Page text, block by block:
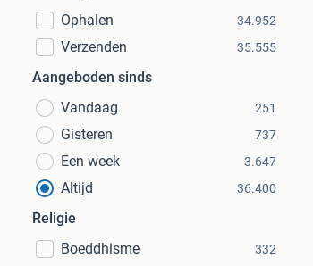
Ophalen
34.952
Verzenden 35.555
Aangeboden sinds
Vandaag
251
Gisteren 737
Een week 3.647
Altijd 36.400
Religie
Boeddhisme
332